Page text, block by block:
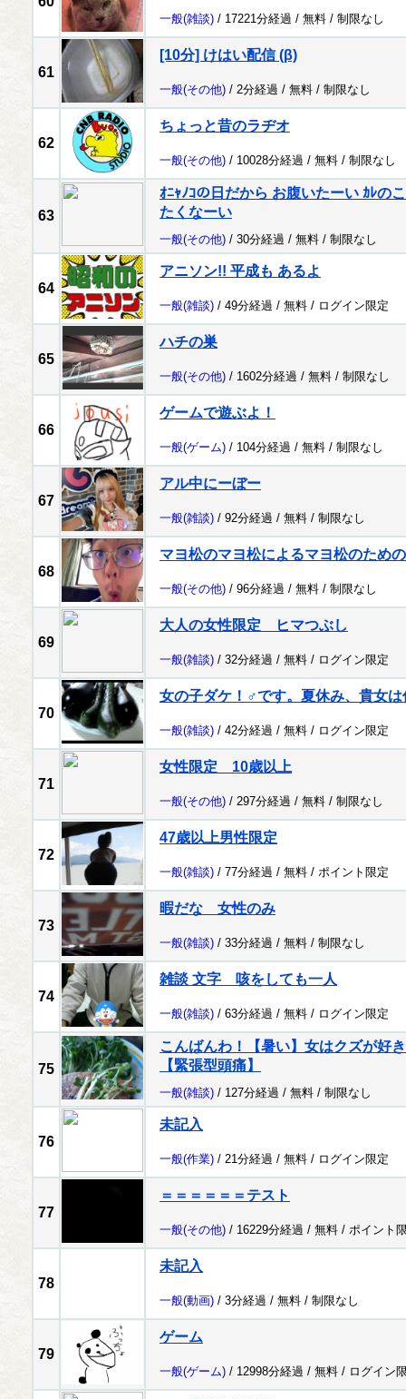
一般(雑談) / 17221分経過 / 無料 / 制限なし
61
[10分] けはい配信 (β)
一般(その他) / 2分経過 / 無料 / 制限なし
62
ちょっと昔のラヂオ
一般(その他) / 10028分経過 / 無料 / 制限なし
63
ｵﾆｬﾉｺの日だから お腹いたーい ｶﾚの
たくなーい
一般(その他) / 30分経過 / 無料 / 制限なし
64
アニソン!! 平成も あるよ
一般(雑談) / 49分経過 / 無料 / ログイン限定
65
ハチの巣
一般(その他) / 1602分経過 / 無料 / 制限なし
66
ゲームで遊ぶよ！
一般(ゲーム) / 104分経過 / 無料 / 制限なし
67
アル中にーぼー
一般(雑談) / 92分経過 / 無料 / 制限なし
68
マヨ松のマヨ松によるマヨ松のため
一般(その他) / 96分経過 / 無料 / 制限なし
69
大人の女性限定 ヒマつぶし
一般(雑談) / 32分経過 / 無料 / ログイン限定
70
女の子ダケ！♂です。夏休み、貴女
一般(雑談) / 42分経過 / 無料 / ログイン限定
71
女性限定 10歳以上
一般(その他) / 297分経過 / 無料 / 制限なし
72
47歳以上男性限定
一般(雑談) / 77分経過 / 無料 / ポイント限定
73
暇だな 女性のみ
一般(雑談) / 33分経過 / 無料 / 制限なし
74
雑談 文字 咳をしても一人
一般(雑談) / 63分経過 / 無料 / ログイン限定
75
こんばんわ！【暑い】女はクズが好
【緊張型頭痛】
一般(雑談) / 127分経過 / 無料 / 制限なし
76
未記入
一般(作業) / 21分経過 / 無料 / ログイン限定
77
＝＝＝＝＝＝テスト
一般(その他) / 16229分経過 / 無料 / ポイント
78
未記入
一般(動画) / 3分経過 / 無料 / 制限なし
79
ゲーム
一般(ゲーム) / 12998分経過 / 無料 / ログイン